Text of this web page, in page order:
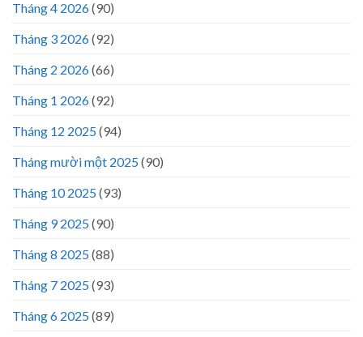
Tháng 4 2026(90)
Tháng 3 2026(92)
Tháng 2 2026(66)
Tháng 1 2026(92)
Tháng 12 2025(94)
Tháng mười một 2025(90)
Tháng 10 2025(93)
Tháng 9 2025(90)
Tháng 8 2025(88)
Tháng 7 2025(93)
Tháng 6 2025(89)